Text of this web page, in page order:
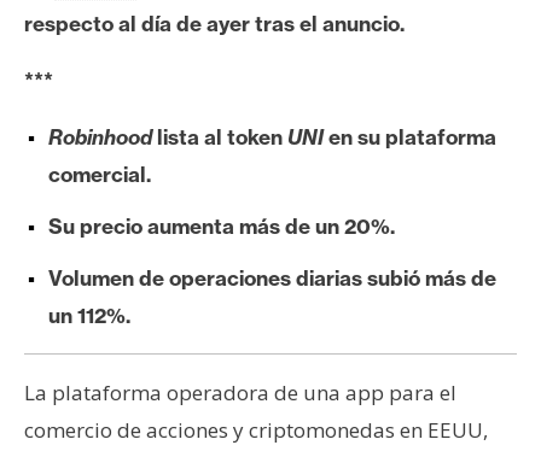
h
r
e
m
I
A
respecto al día de ayer tras el anuncio.
***
Robinhoodlista al token UNIen su plataforma
comercial.
Su precio aumenta más de un 20%.
Volumen de operaciones diarias subió más de
un 112%.
La plataforma operadora de una app para el
comercio de acciones y criptomonedas en EEUU,